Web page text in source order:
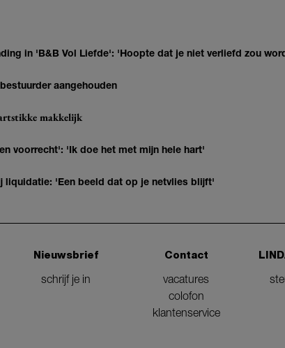
in 'B&B Vol Liefde': 'Hoopte dat je niet verliefd zou
aangehouden
makkelijk
voorrecht': 'Ik doe het met mijn hele hart'
liquidatie: 'Een beeld dat op je netvlies blijft'
Nieuwsbrief
schrijf je in
Contact
vacatures
colofon
klantenservice